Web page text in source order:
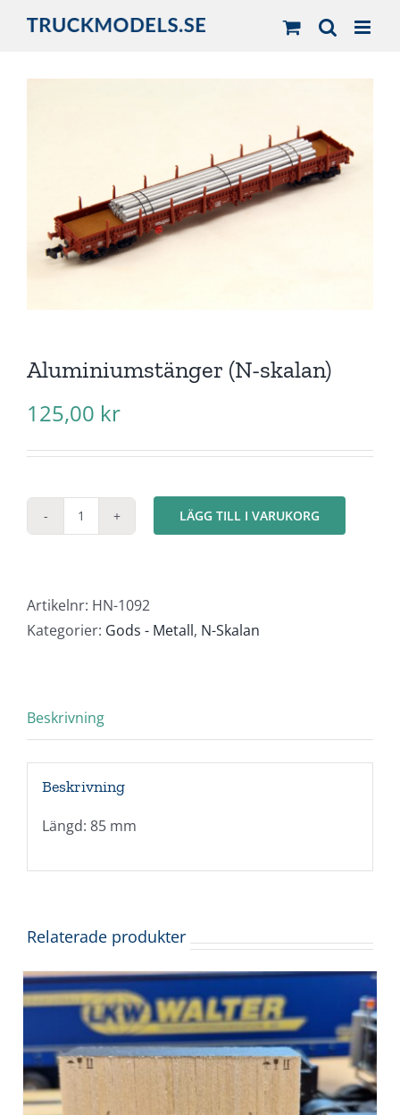
Aluminiumstänger (N-skalan)
125,00 kr
Aluminiumstänger
mängd
LÄGG TILL I VARUKORG
Artikelnr: HN-1092
Kategorier: Gods - Metall, N-Skalan
Beskrivning
Beskrivning
Längd: 85 mm
Relaterade produkter